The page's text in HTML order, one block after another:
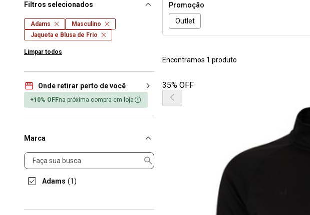
Filtros selecionados
Adams
Masculino
Jaqueta e Blusa de Frio
Limpar todos
Onde retirar perto de você
+10% OFFna próxima compra em loja
Marca
Marca
Adams (1)
Promoção
Outlet
Encontramos 1 produto
35% OFF